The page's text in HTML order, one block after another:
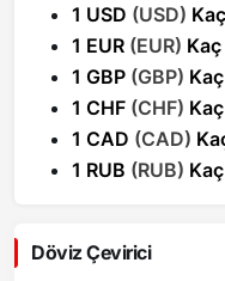
1 USD (USD)
1 EUR (EUR)
1 GBP (GBP)
1 CHF (CHF)
1 CAD (CAD)
1 RUB (RUB)
Döviz Çevirici